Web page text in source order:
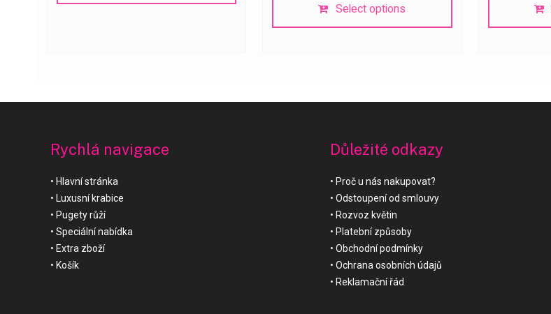
Select options
Rychlá navigace
Hlavní stránka
Luxusní krabice
Pugety růží
Speciální nabídka
Extra zboží
Košík
Důležité odkazy
Proč u nás nakupovat?
Odstoupení od smlouvy
Rozvoz květin
Platební způsoby
Obchodní podmínky
Ochrana osobních údajů
Reklamační řád